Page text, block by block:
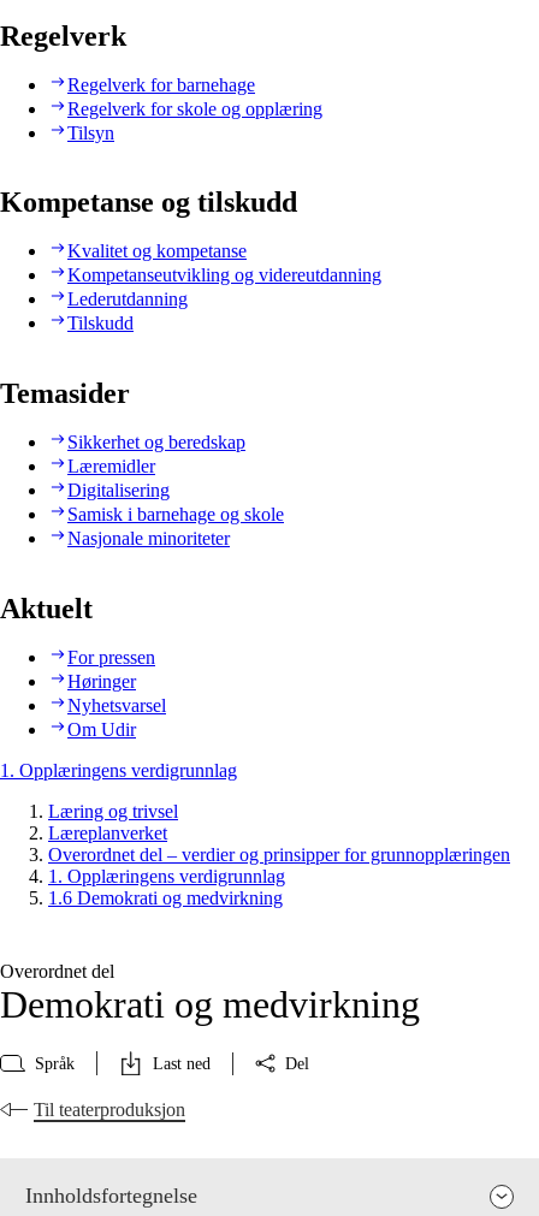
Regelverk
Regelverk for barnehage
Regelverk for skole og opplæring
Tilsyn
Kompetanse og tilskudd
Kvalitet og kompetanse
Kompetanseutvikling og videreutdanning
Lederutdanning
Tilskudd
Temasider
Sikkerhet og beredskap
Læremidler
Digitalisering
Samisk i barnehage og skole
Nasjonale minoriteter
Aktuelt
For pressen
Høringer
Nyhetsvarsel
Om Udir
1. Opplæringens verdigrunnlag
Læring og trivsel
Læreplanverket
Overordnet del – verdier og prinsipper for grunnopplæringen
1. Opplæringens verdigrunnlag
1.6 Demokrati og medvirkning
Overordnet del
Demokrati og medvirkning
Språk Last ned Del
Til teaterproduksjon
Innholdsfortegnelse